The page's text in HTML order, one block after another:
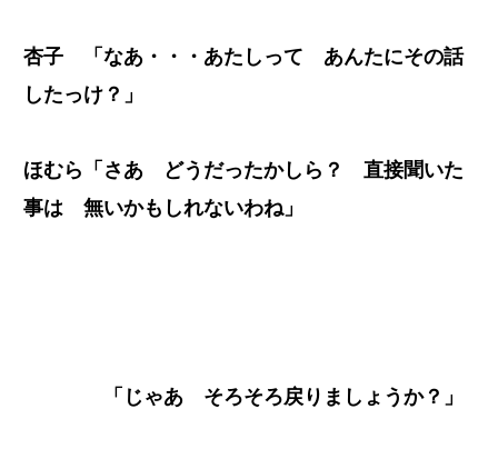
杏子 「なあ・・・あたしって あんたにその話
したっけ？」
ほむら「さあ どうだったかしら？ 直接聞いた
事は 無いかもしれないわね」
「じゃあ そろそろ戻りましょうか？」